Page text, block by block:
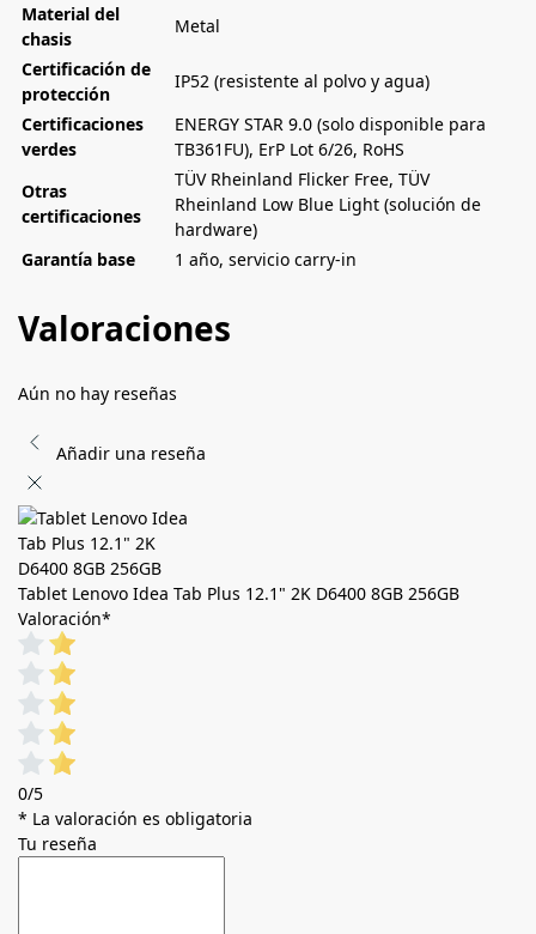
Material del
chasis
Metal
Certificación de
protección
IP52 (resistente al polvo y agua)
Certificaciones
verdes
ENERGY STAR 9.0 (solo disponible para
TB361FU), ErP Lot 6/26, RoHS
Otras
certificaciones
TÜV Rheinland Flicker Free, TÜV
Rheinland Low Blue Light (solución de
hardware)
Garantía base
1 año, servicio carry-in
Valoraciones
Aún no hay reseñas
Añadir una reseña
Tablet Lenovo Idea Tab Plus 12.1" 2K D6400 8GB 256GB
Valoración*
0/5
* La valoración es obligatoria
Tu reseña